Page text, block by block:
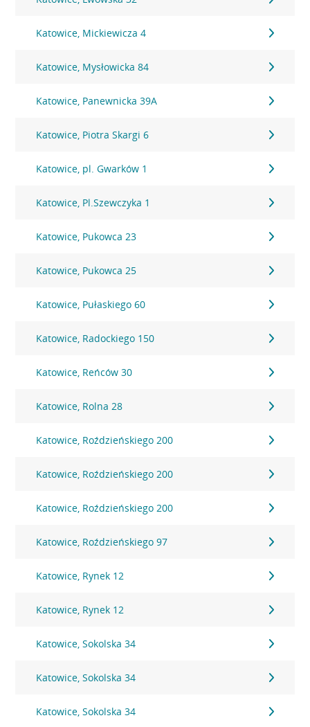
Katowice, Mickiewicza 4
Katowice, Mysłowicka 84
Katowice, Panewnicka 39A
Katowice, Piotra Skargi 6
Katowice, pl. Gwarków 1
Katowice, Pl.Szewczyka 1
Katowice, Pukowca 23
Katowice, Pukowca 25
Katowice, Pułaskiego 60
Katowice, Radockiego 150
Katowice, Reńców 30
Katowice, Rolna 28
Katowice, Roździeńskiego 200
Katowice, Roździeńskiego 200
Katowice, Roździeńskiego 200
Katowice, Roździeńskiego 97
Katowice, Rynek 12
Katowice, Rynek 12
Katowice, Sokolska 34
Katowice, Sokolska 34
Katowice, Sokolska 34